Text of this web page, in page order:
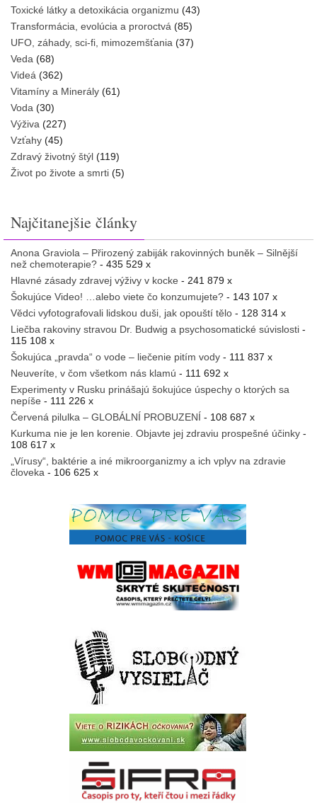
Toxické látky a detoxikácia organizmu (43)
Transformácia, evolúcia a proroctvá (85)
UFO, záhady, sci-fi, mimozemšťania (37)
Veda (68)
Videá (362)
Vitamíny a Minerály (61)
Voda (30)
Výživa (227)
Vzťahy (45)
Zdravý životný štýl (119)
Život po živote a smrti (5)
Najčitanejšie články
Anona Graviola – Přirozený zabiják rakovinných buněk – Silnější
než chemoterapie? - 435 529 x
Hlavné zásady zdravej výživy v kocke - 241 879 x
Šokujúce Video! …alebo viete čo konzumujete? - 143 107 x
Vědci vyfotografovali lidskou duši, jak opouští tělo - 128 314 x
Liečba rakoviny stravou Dr. Budwig a psychosomatické súvislosti -
115 108 x
Šokujúca „pravda“ o vode – liečenie pitím vody - 111 837 x
Neuveríte, v čom všetkom nás klamú - 111 692 x
Experimenty v Rusku prinášajú šokujúce úspechy o ktorých sa
nepíše - 111 226 x
Červená pilulka – GLOBÁLNÍ PROBUZENÍ - 108 687 x
Kurkuma nie je len korenie. Objavte jej zdraviu prospešné účinky -
108 617 x
„Vírusy“, baktérie a iné mikroorganizmy a ich vplyv na zdravie
človeka - 106 625 x